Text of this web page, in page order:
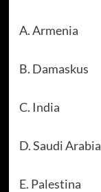
A. Armenia
B. Damaskus
C. India
D. Saudi Arabia
E. Palestina